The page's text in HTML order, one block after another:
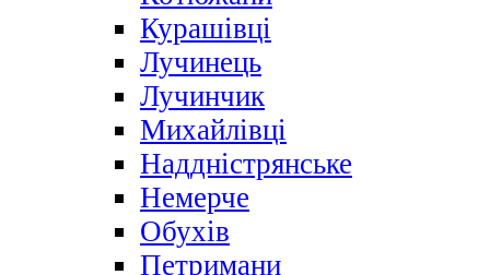
Курашівці
Лучинець
Лучинчик
Михайлівці
Наддністрянське
Немерче
Обухів
Петримани